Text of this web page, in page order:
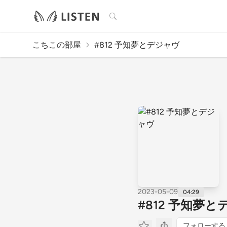
検索
こちこの部屋 #812 予知夢とデジャヴ
2023-05-09 04:29
#812 予知夢と